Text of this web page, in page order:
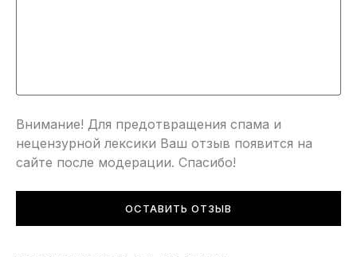
Внимание! Для предотвращения спама и
нецензурной лексики Ваш отзыв появится на
сайте после модерации. Спасибо!
ОСТАВИТЬ ОТЗЫВ